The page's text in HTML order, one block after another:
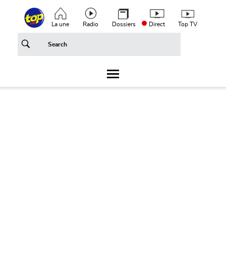
Aller au contenu principalTop header menu
La une Radio Dossiers Direct Top TV